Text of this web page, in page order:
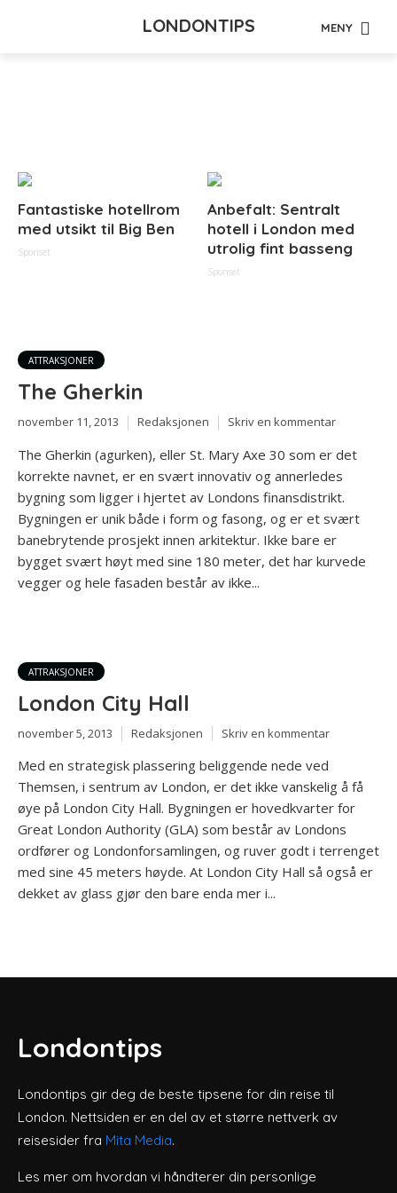
LONDONTIPS MENY
Fantastiske hotellrom
med utsikt til Big Ben
Sponset
Anbefalt: Sentralt
hotell i London med
utrolig fint basseng
Sponset
ATTRAKSJONER
The Gherkin
november 11, 2013 Redaksjonen Skriv en kommentar
The Gherkin (agurken), eller St. Mary Axe 30 som er det
korrekte navnet, er en svært innovativ og annerledes
bygning som ligger i hjertet av Londons finansdistrikt.
Bygningen er unik både i form og fasong, og er et svært
banebrytende prosjekt innen arkitektur. Ikke bare er
bygget svært høyt med sine 180 meter, det har kurvede
vegger og hele fasaden består av ikke...
ATTRAKSJONER
London City Hall
november 5, 2013 Redaksjonen Skriv en kommentar
Med en strategisk plassering beliggende nede ved
Themsen, i sentrum av London, er det ikke vanskelig å få
øye på London City Hall. Bygningen er hovedkvarter for
Great London Authority (GLA) som består av Londons
ordfører og Londonforsamlingen, og ruver godt i terrenget
med sine 45 meters høyde. At London City Hall så også er
dekket av glass gjør den bare enda mer i...
Londontips
Londontips gir deg de beste tipsene for din reise til
London. Nettsiden er en del av et større nettverk av
reisesider fra Mita Media.
Les mer om hvordan vi håndterer din personlige